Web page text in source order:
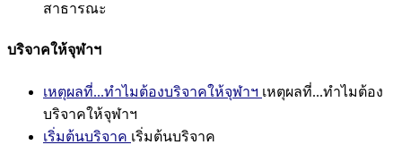
สาธารณะ
บริจาคให้จุฬาฯ
เหตุผลที่...ทำไมต้องบริจาคให้จุฬาฯ เหตุผลที่...ทำไมต้อง
บริจาคให้จุฬาฯ
เริ่มต้นบริจาค เริ่มต้นบริจาค